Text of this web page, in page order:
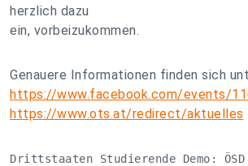
herzlich dazu
ein, vorbeizukommen.
Genauere Informationen finden sich
https://www.facebook.com/events/
https://www.ots.at/redirect/aktuelles
Drittstaaten Studierende Demo: ÖSD